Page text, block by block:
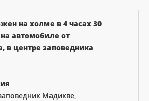
на холме в 4 часах 30
автомобиле от
в центре заповедника
Мадикве,